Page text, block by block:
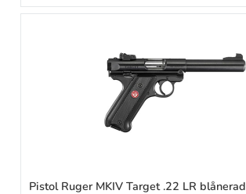
Pistol Ruger MKIV Target .22 LR blånerad